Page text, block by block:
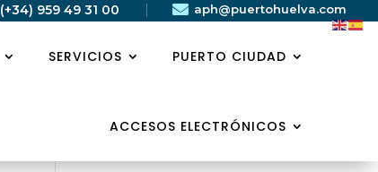
(+34) 959 49 31 00  aph@puertohuelva.com
SERVICIOS PUERTO CIUDAD
ACCESOS ELECTRÓNICOS